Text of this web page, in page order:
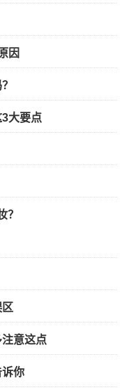
因
大要点
？
意这点
你